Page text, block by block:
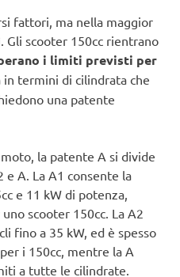
fattori, ma nella maggior
Gli scooter 150cc rientrano
i limiti previsti per
in termini di cilindrata che
una patente
la patente A si divide
A. La A1 consente la
e 11 kW di potenza,
scooter 150cc. La A2
fino a 35 kW, ed è spesso
i 150cc, mentre la A
a tutte le cilindrate.